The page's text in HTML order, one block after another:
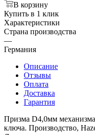
В корзину
Купить в 1 клик
Характеристики
Страна производства
—
Германия
Описание
Отзывы
Оплата
Доставка
Гарантия
Призма D4,0мм
ключа. Производство,